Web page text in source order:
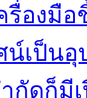
ครื่อง
น์เป็น
กัดก็มี